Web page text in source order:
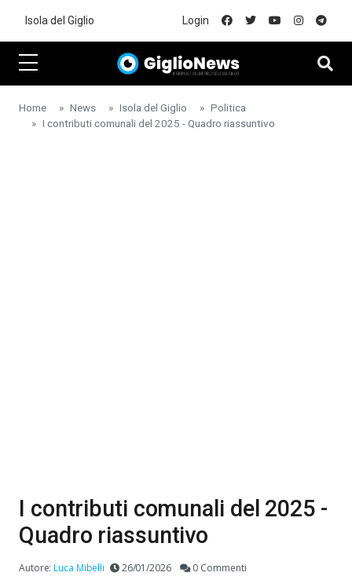
Isola del Giglio Login
Home News Isola del Giglio
Politica
I contributi comunali del 2025 - Quadro riassuntivo
I contributi comunali del 2025 -
Quadro riassuntivo
Autore:Luca Mibelli 26/01/2026 0 Commenti